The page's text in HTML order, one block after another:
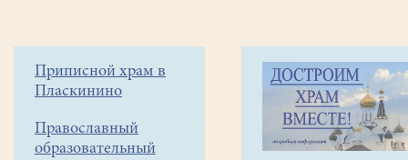
Боковое
меню
Приписной храм в
Пласкинино
Православный
образовательный
Строка
навигации
Галереи